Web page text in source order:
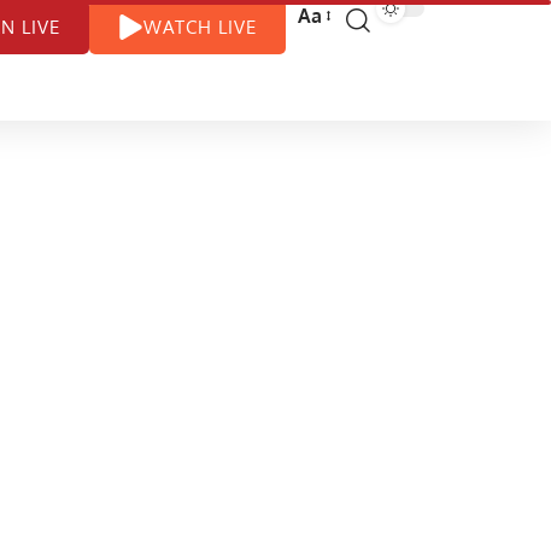
LIVE WATCH LIVE Aa